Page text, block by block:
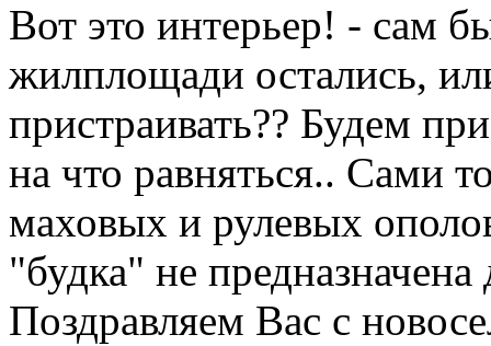
Вот это интерьер! - сам
жилплощади остались,
пристраивать?? Будем
на что равняться.. Сами
маховых и рулевых
"будка" не
Поздравляем Вас с